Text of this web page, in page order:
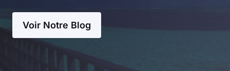
Voir Notre Blog